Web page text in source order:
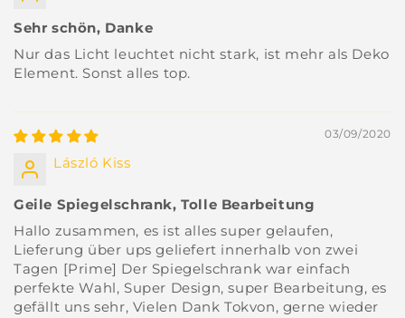
Sehr schön, Danke
Nur das Licht leuchtet nicht stark, ist mehr als Deko
Element. Sonst alles top.
03/09/2020
László Kiss
Geile Spiegelschrank, Tolle Bearbeitung
Hallo zusammen, es ist alles super gelaufen,
Lieferung über ups geliefert innerhalb von zwei
Tagen [Prime] Der Spiegelschrank war einfach
perfekte Wahl, Super Design, super Bearbeitung, es
gefällt uns sehr, Vielen Dank Tokvon, gerne wieder